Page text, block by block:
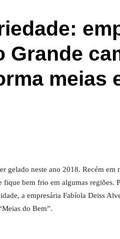
Grande
meias
gelado neste ano 2018. Recém
fique bem frio em algumas regiões.
a empresária Fabíola Deiss
do Bem”.